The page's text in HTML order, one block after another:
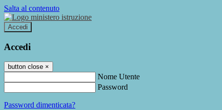
Salta al contenuto
Accedi
Accedi
button close ×
Nome Utente
Password
Password dimenticata?